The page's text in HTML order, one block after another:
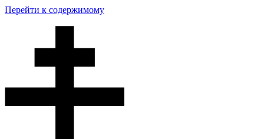
Перейти к содержимому